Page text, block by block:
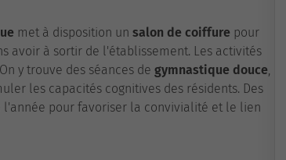
met à disposition un salon de coiffure pour
avoir à sortir de l'établissement. Les activités
y trouve des séances de gymnastique douce,
les capacités cognitives des résidents. Des
pour favoriser la convivialité et le lien